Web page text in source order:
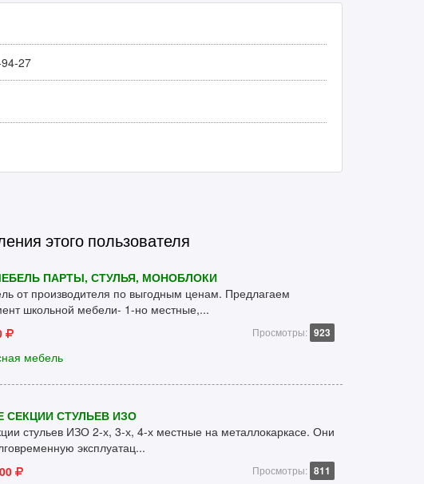
27
этого пользователя
ПАРТЫ, СТУЛЬЯ, МОНОБЛОКИ
от производителя по выгодным ценам. Предлагаем
школьной мебели- 1-но местные,...
Просмотры: 923
мебель
СТУЛЬЕВ ИЗО
стульев ИЗО 2-х, 3-х, 4-х местные на металлокаркасе. Они
эксплуатац...
Просмотры: 811